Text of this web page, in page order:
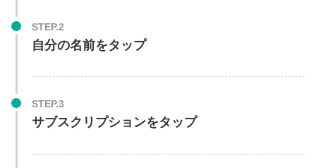
STEP.2
自分の名前をタップ
STEP.3
サブスクリプションをタップ